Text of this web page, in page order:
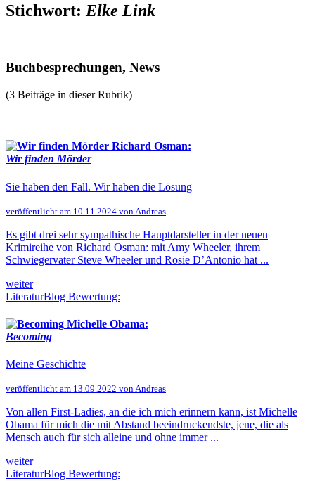
Stichwort: Elke Link
Buchbesprechungen, News
(3 Beiträge in dieser Rubrik)
Richard Osman:
Wir finden Mörder
Sie haben den Fall. Wir haben die Lösung
veröffentlicht am 10.11.2024 von Andreas
Es gibt drei sehr sympathische Hauptdarsteller in der neuen
Krimireihe von Richard Osman: mit Amy Wheeler, ihrem
Schwiegervater Steve Wheeler und Rosie D’Antonio hat ...
weiter
LiteraturBlog Bewertung:
Michelle Obama:
Becoming
Meine Geschichte
veröffentlicht am 13.09.2022 von Andreas
Von allen First-Ladies, an die ich mich erinnern kann, ist Michelle
Obama für mich die mit Abstand beeindruckendste, jene, die als
Mensch auch für sich alleine und ohne immer ...
weiter
LiteraturBlog Bewertung: